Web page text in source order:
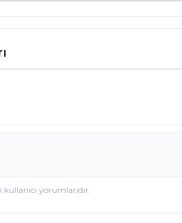
önemlidir. Tek kullanımlık
doğrudan temasın önüne geçer.
dönüştürülebilir malzemeden
şemsiye süsleriyle sunulan bir
sayesinde tam bir görsel şölene
kullanıcı yorumlarıdır.